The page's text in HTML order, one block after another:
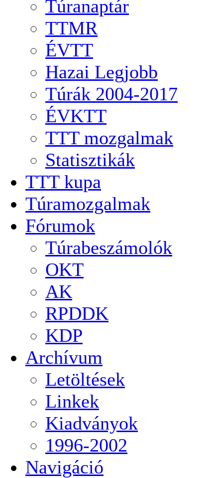
Túranaptár
TTMR
ÉVTT
Hazai Legjobb
Túrák 2004-2017
ÉVKTT
TTT mozgalmak
Statisztikák
TTT kupa
Túramozgalmak
Fórumok
Túrabeszámolók
OKT
AK
RPDDK
KDP
Archívum
Letöltések
Linkek
Kiadványok
1996-2002
Navigáció